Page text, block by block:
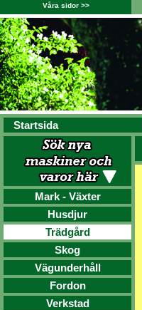
Våra sidor >>
Startsida
Mark - Växter
Husdjur
Trädgård
Skog
Vägunderhåll
Fordon
Verkstad